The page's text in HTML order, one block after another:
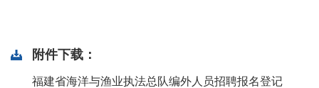
附件下载：
福建省海洋与渔业执法总队编外人员招聘报名登记